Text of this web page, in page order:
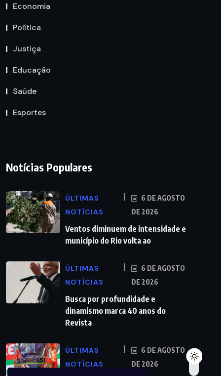
Economia
Política
Justiça
Educação
Saúde
Esportes
Notícias Populares
ÚLTIMAS
NOTÍCIAS
6 DE AGOSTO
DE 2026
Ventos diminuem de intensidade e
município do Rio volta ao
ÚLTIMAS
NOTÍCIAS
6 DE AGOSTO
DE 2026
Busca por profundidade e
dinamismo marca 40 anos do
Revista
ÚLTIMAS
NOTÍCIAS
6 DE AGOSTO
DE 2026